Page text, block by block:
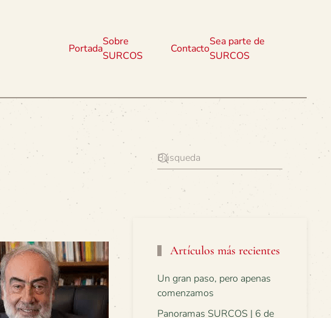
Portada
Sobre
SURCOS
Contacto
Sea parte de
SURCOS
Artículos más recientes
Un gran paso, pero apenas
comenzamos
Panoramas SURCOS | 6 de